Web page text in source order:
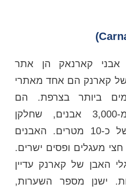
אבני קארנאק הן אתר
של קארנק הם אחד מאתרי
ביותר בצרפת. הם
כוללים למעלה מ-3,000 אבנים, שחלקן
מתנשאות לגובה של כ-10 מטרים. האבנים
מעגלים ופסים ישרים.
האבן של קארנק עדיין
ישנן מספר השערות,